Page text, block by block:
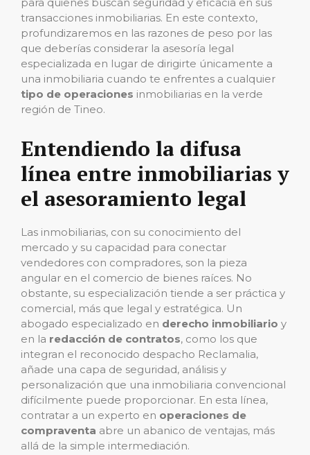
transacciones inmobiliarias. En este contexto,
profundizaremos en las razones de peso por las
que deberías considerar la asesoría legal
especializada en lugar de dirigirte únicamente a
una inmobiliaria cuando te enfrentes a cualquier
tipo de operaciones inmobiliarias en la verde
región de Tineo.
Entendiendo la difusa
línea entre inmobiliarias y
el asesoramiento legal
Las inmobiliarias, con su conocimiento del
mercado y su capacidad para conectar
vendedores con compradores, son la pieza
angular en el comercio de bienes raíces. No
obstante, su especialización tiende a ser práctica y
comercial, más que legal y estratégica. Un
abogado especializado en derecho inmobiliario y
en la redacción de contratos, como los que
integran el reconocido despacho Reclamalia,
añade una capa de seguridad, análisis y
personalización que una inmobiliaria convencional
difícilmente puede proporcionar. En esta línea,
contratar a un experto en operaciones de
compraventa abre un abanico de ventajas, más
allá de la simple intermediación.